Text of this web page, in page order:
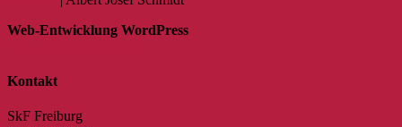
Web-Entwicklung WordPress
Kontakt
SkF Freiburg